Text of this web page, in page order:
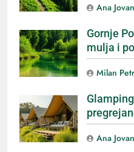
Ana
Gornje
mulja i
Milan
Ana